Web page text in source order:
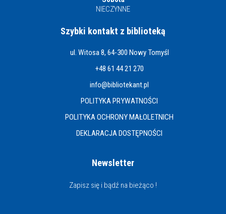
NIECZYNNE
Szybki kontakt z biblioteką
ul. Witosa 8, 64-300 Nowy Tomyśl
+48 61 44 21 270
info@bibliotekant.pl
POLITYKA PRYWATNOŚCI
POLITYKA OCHRONY MAŁOLETNICH
DEKLARACJA DOSTĘPNOŚCI
Newsletter
Zapisz się i bądź na bieżąco !